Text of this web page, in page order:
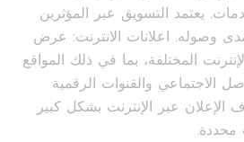
يعتمد التسويق عبر المؤثرين
وصوله. اعلانات الانترنت: عرض
المختلفة، بما في ذلك المواقع
الاجتماعي والقنوات الرقمية
عبر الإنترنت بشكل كبير
محددة.